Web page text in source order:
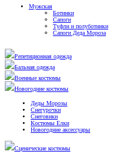
Мужская
Ботинки
Сапоги
Туфли и полуботинки
Сапоги Деда Мороза
Репетиционная одежда
Бальная одежда
Военные костюмы
Новогодние костюмы
Деды Морозы
Снегурочки
Снеговики
Костюмы Елки
Новогодние аксессуары
Сценические костюмы